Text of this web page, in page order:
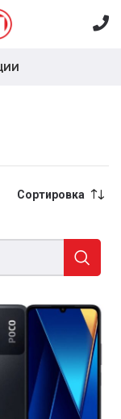
Сортировка